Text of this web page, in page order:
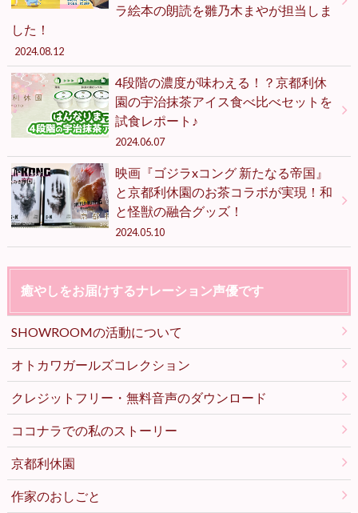
ラ絵本の朗読を雛乃木まやが担当しま
した！
2024.08.12
4段階の濃度が味わえる！？京都利休
園の宇治抹茶アイス食べ比べセットを
試食レポート♪
2024.06.07
映画『ゴジラxコング 新たなる帝国』
と京都利休園のお茶コラボが実現！和
と怪獣の融合グッズ！
2024.05.10
癒やしをお届けするナレーション声優です
SHOWROOMの活動について
オトカワガールズコレクション
クレジットフリー・無料音声のダウンロード
ココナラでの私のストーリー
京都利休園
作家のおしごと